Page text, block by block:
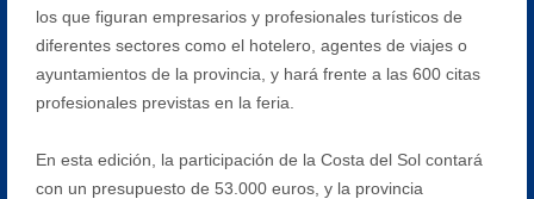
los que figuran empresarios y profesionales turísticos de
diferentes sectores como el hotelero, agentes de viajes o
ayuntamientos de la provincia, y hará frente a las 600 citas
profesionales previstas en la feria.
En esta edición, la participación de la Costa del Sol contará
con un presupuesto de 53.000 euros, y la provincia